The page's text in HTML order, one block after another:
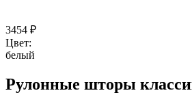
3454 ₽
Цвет:
белый
Рулонные шторы